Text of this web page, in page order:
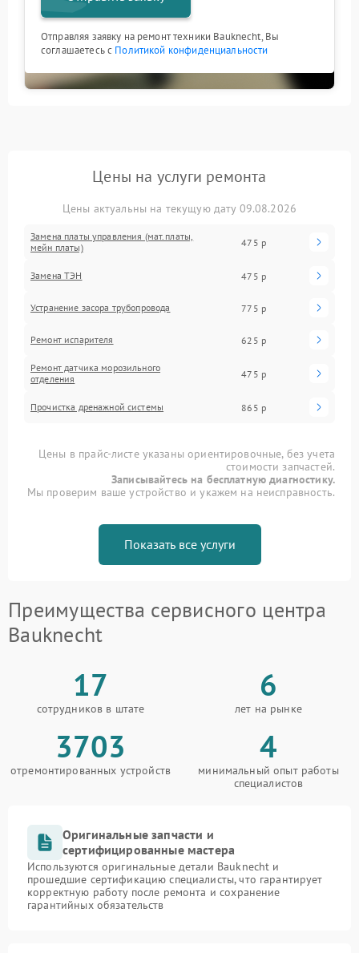
Отправляя заявку на ремонт техники Bauknecht, Вы
соглашаетесь с Политикой конфиденциальности
Цены на услуги ремонта
Цены актуальны на текущую дату 09.08.2026
Замена платы управления (мат.платы,
мейн платы)
475 р
Замена ТЭН 475 р
Устранение засора трубопровода 775 р
Ремонт испарителя 625 р
Ремонт датчика морозильного
отделения
475 р
Прочистка дренажной системы 865 р
Цены в прайс-листе указаны ориентировочные, без учета
стоимости запчастей.
Записывайтесь на бесплатную диагностику.
Мы проверим ваше устройство и укажем на неисправность.
Показать все услуги
Преимущества сервисного центра
Bauknecht
17
сотрудников в штате
6
лет на рынке
3703
отремонтированных устройств
4
минимальный опыт работы
специалистов
Оригинальные запчасти и
сертифицированные мастера
Используются оригинальные детали Bauknecht и
прошедшие сертификацию специалисты, что гарантирует
корректную работу после ремонта и сохранение
гарантийных обязательств